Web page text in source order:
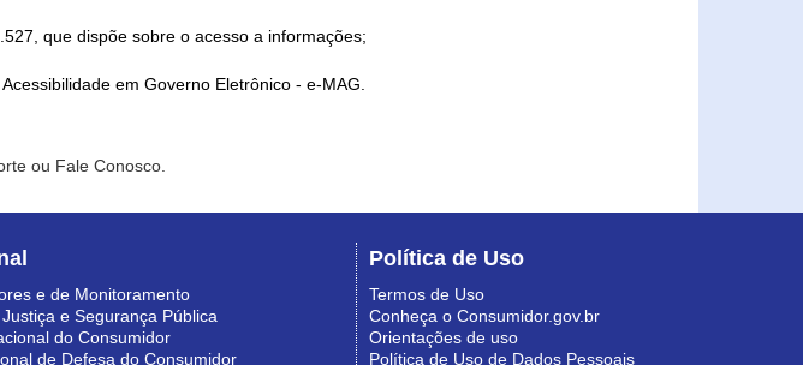
que dispõe sobre o acesso a informações;
em Governo Eletrônico - e-MAG.
ou Fale Conosco.
e de Monitoramento
e Segurança Pública
do Consumidor
de Defesa do Consumidor
Política de Uso
Termos de Uso
Conheça o Consumidor.gov.br
Orientações de uso
Política de Uso de Dados Pessoais